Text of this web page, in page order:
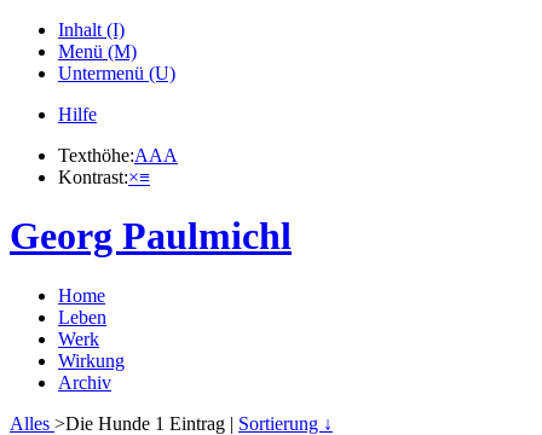
Inhalt (I)
Menü (M)
Untermenü (U)
Hilfe
Texthöhe:AAA
Kontrast:×≡
Georg Paulmichl
Home
Leben
Werk
Wirkung
Archiv
Alles >Die Hunde 1 Eintrag | Sortierung ↓